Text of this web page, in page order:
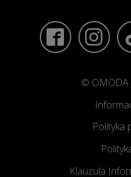
© OMODA
Polityka
Klauzula